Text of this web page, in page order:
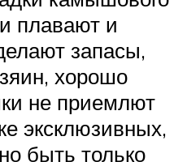
плавают и
запасы,
хорошо
не приемлют
эксклюзивных,
быть только